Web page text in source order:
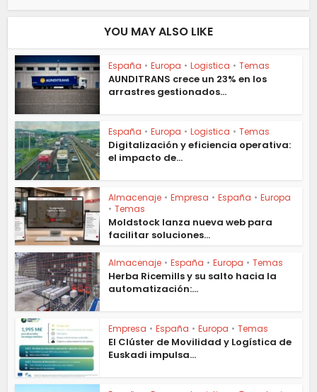
YOU MAY ALSO LIKE
España • Europa • Logistica • Temas
AUNDITRANS crece un 23% en los
arrastres gestionados...
España • Europa • Logistica • Temas
Digitalización y eficiencia operativa:
el impacto de...
Almacenaje • Empresa • España • Europa
• Temas
Moldstock lanza nueva web para
facilitar soluciones...
Almacenaje • España • Europa • Temas
Herba Ricemills y su salto hacia la
automatización:...
Empresa • España • Europa • Temas
El Clúster de Movilidad y Logística de
Euskadi impulsa...